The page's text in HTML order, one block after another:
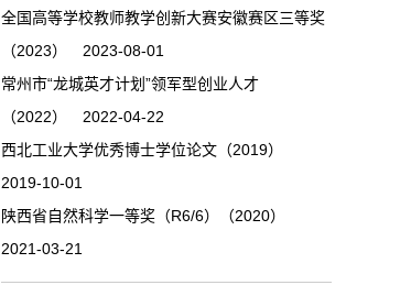
全国高等学校教师教学创新大赛安徽赛区三等奖
（2023） 2023-08-01
常州市“龙城英才计划”领军型创业人才
（2022） 2022-04-22
西北工业大学优秀博士学位论文（2019）
2019-10-01
陕西省自然科学一等奖（R6/6）（2020）
2021-03-21